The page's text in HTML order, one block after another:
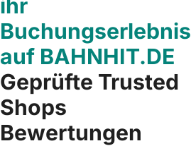
ihr
Buchungserlebnis
auf BAHNHIT.DE
Geprüfte Trusted
Shops
Bewertungen